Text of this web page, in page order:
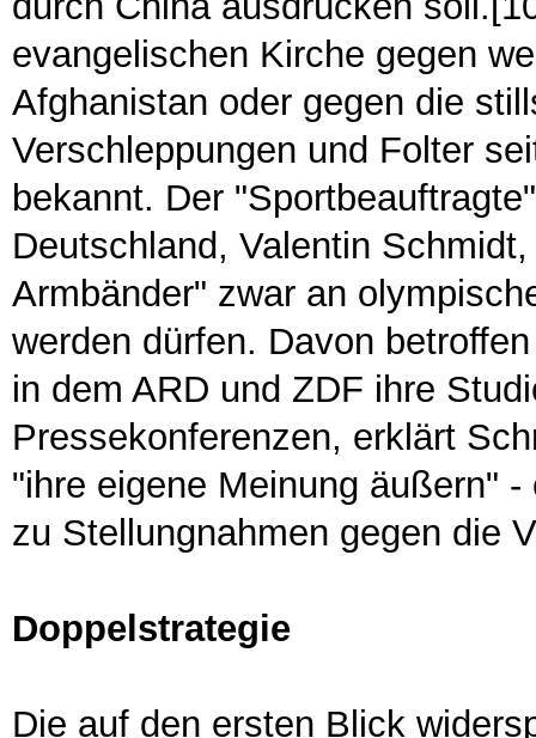
evangelischen Kirche gegen
Afghanistan oder gegen die
Verschleppungen und Folter
bekannt. Der
Deutschland, Valentin
Armbänder" zwar an
werden dürfen. Davon
in dem ARD und ZDF ihre
Pressekonferenzen, erklärt
"ihre eigene Meinung äußern"
zu Stellungnahmen gegen die
Doppelstrategie
Die auf den ersten Blick